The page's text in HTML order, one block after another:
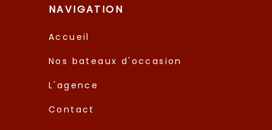
NAVIGATION
Accueil
Nos bateaux d'occasion
L'agence
Contact